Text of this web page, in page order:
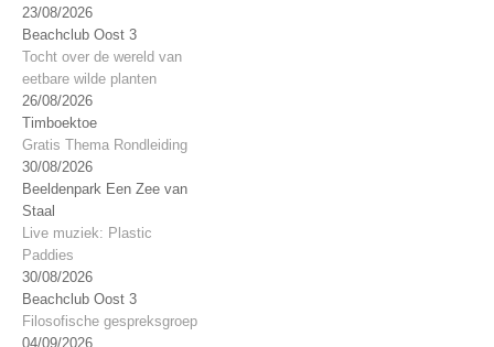
23/08/2026
Beachclub Oost 3
Tocht over de wereld van
eetbare wilde planten
26/08/2026
Timboektoe
Gratis Thema Rondleiding
30/08/2026
Beeldenpark Een Zee van
Staal
Live muziek: Plastic
Paddies
30/08/2026
Beachclub Oost 3
Filosofische gespreksgroep
04/09/2026